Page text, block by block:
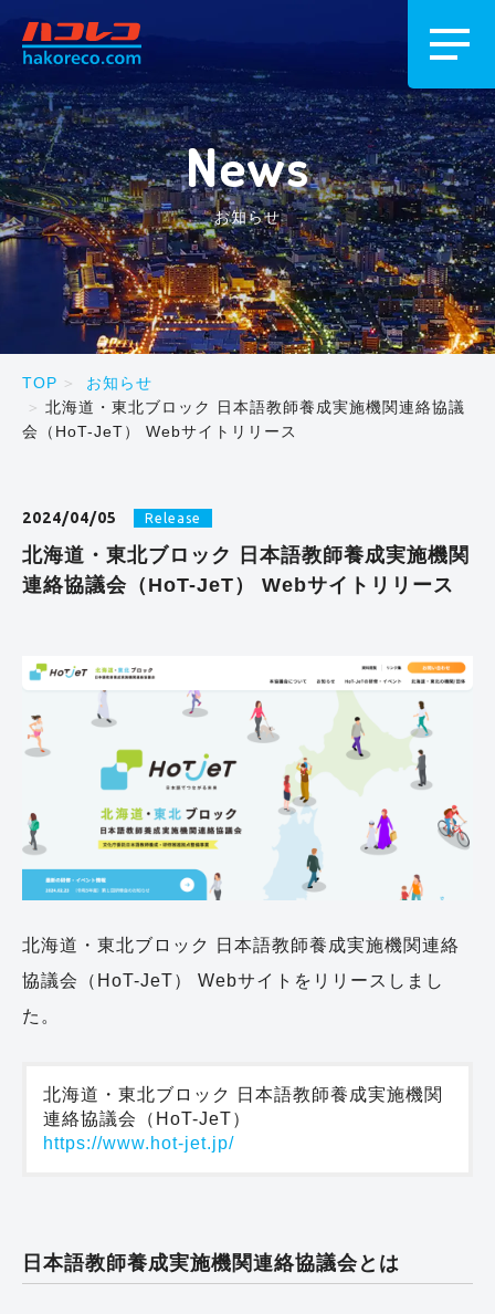
News
お知らせ
TOP
お知らせ
北海道・東北ブロック 日本語教師養成実施機関連絡協議
会（HoT-JeT） Webサイトリリース
2024/04/05 Release
北海道・東北ブロック 日本語教師養成実施機関
連絡協議会（HoT-JeT） Webサイトリリース
北海道・東北ブロック 日本語教師養成実施機関連絡
協議会（HoT-JeT） Webサイトをリリースしまし
た。
北海道・東北ブロック 日本語教師養成実施機関
https://www.hot-jet.jp/
日本語教師養成実施機関連絡協議会とは